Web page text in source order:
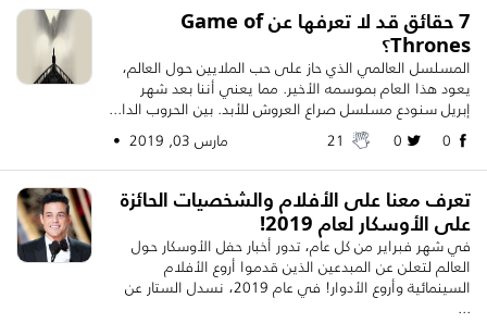
7 حقائق قد لا تعرفها عن Game of
Thrones؟
المسلسل العالمي الذي حاز على حب الملايين حول العالم،
يعود هذا العام بموسمه الأخير. مما يعني أننا بعد شهر
إبريل سنودع مسلسل صراع العروش للأبد. بين الحروب الدا...
مارس 03, 2019 •
تعرف معنا على الأفلام والشخصيات الحائزة
على الأوسكار لعام 2019!
في شهر فبراير من كل عام، تدور أخبار حفل الأوسكار حول
العالم لتعلن عن المبدعين الذين قدموا أروع الأفلام
السينمائية وأروع الأدوار! في عام 2019، نسدل الستار عن
...